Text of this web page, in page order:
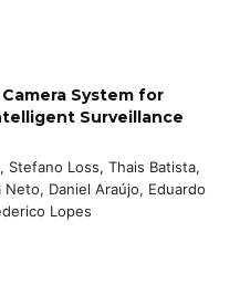
System for
Surveillance
Stefano Loss, Thais Batista,
Daniel Araújo, Eduardo
Lopes